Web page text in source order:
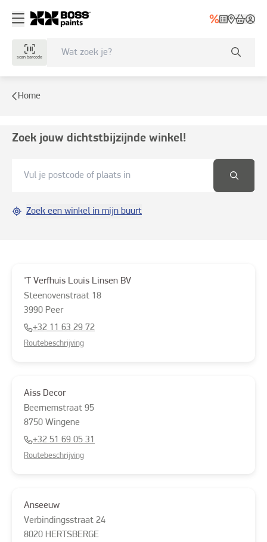
scan barcode
Home
Zoek jouw dichtstbijzijnde winkel!
Zoek een winkel in mijn buurt
'T Verfhuis Louis Linsen BV
Steenovenstraat 18
3990 Peer
+32 11 63 29 72
Routebeschrijving
Aiss Decor
Beernemstraat 95
8750 Wingene
+32 51 69 05 31
Routebeschrijving
Anseeuw
Verbindingsstraat 24
8020 HERTSBERGE